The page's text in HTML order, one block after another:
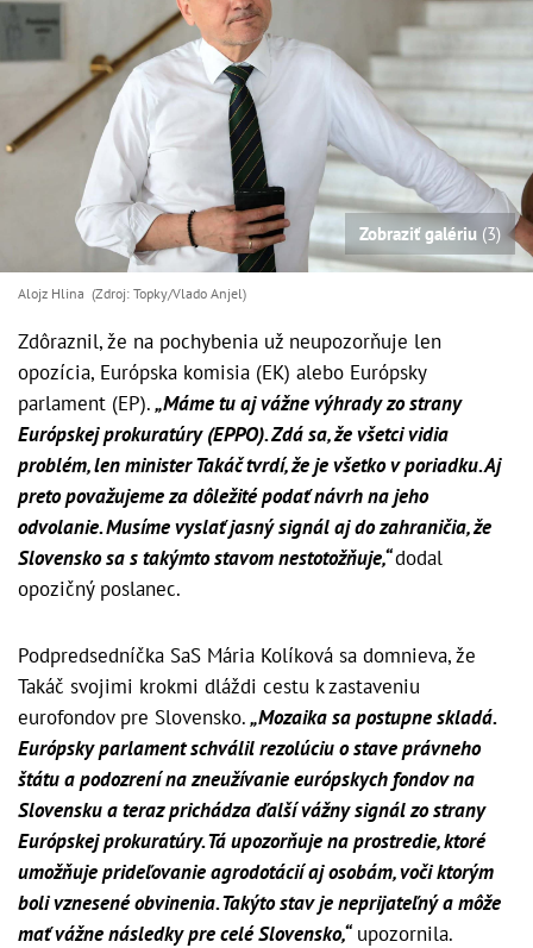
Zobraziť galériu (3)
Alojz Hlina (Zdroj: Topky/Vlado Anjel)
Zdôraznil, že na pochybenia už neupozorňuje len
opozícia, Európska komisia (EK) alebo Európsky
parlament (EP).„Máme tu aj vážne výhrady zo strany
Európskej prokuratúry (EPPO). Zdá sa, že všetci vidia
problém, len minister Takáč tvrdí, že je všetko v poriadku. Aj
preto považujeme za dôležité podať návrh na jeho
odvolanie. Musíme vyslať jasný signál aj do zahraničia, že
Slovensko sa s takýmto stavom nestotožňuje,“dodal
opozičný poslanec.
Podpredsedníčka SaS Mária Kolíková sa domnieva, že
Takáč svojimi krokmi dláždi cestu k zastaveniu
eurofondov pre Slovensko.„Mozaika sa postupne skladá.
Európsky parlament schválil rezolúciu o stave právneho
štátu a podozrení na zneužívanie európskych fondov na
Slovensku a teraz prichádza ďalší vážny signál zo strany
Európskej prokuratúry. Tá upozorňuje na prostredie, ktoré
umožňuje prideľovanie agrodotácií aj osobám, voči ktorým
boli vznesené obvinenia. Takýto stav je neprijateľný a môže
mať vážne následky pre celé Slovensko,“upozornila.